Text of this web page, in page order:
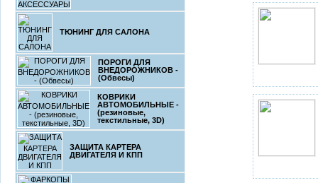
ТЮНИНГ ДЛЯ САЛОНА
ПОРОГИ ДЛЯ
ВНЕДОРОЖНИКОВ -
(Обвесы)
КОВРИКИ
АВТОМОБИЛЬНЫЕ -
(резиновые,
текстильные, 3D)
ЗАЩИТА КАРТЕРА
ДВИГАТЕЛЯ И КПП